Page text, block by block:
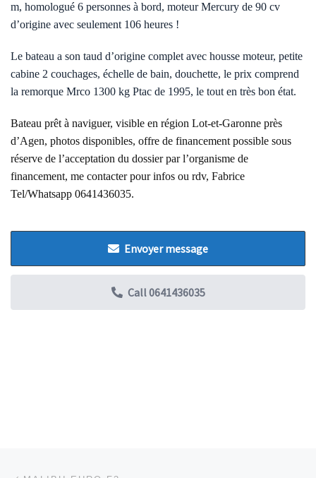
m, homologué 6 personnes à bord, moteur Mercury de 90 cv
d’origine avec seulement 106 heures !
Le bateau a son taud d’origine complet avec housse moteur, petite
cabine 2 couchages, échelle de bain, douchette, le prix comprend
la remorque Mrco 1300 kg Ptac de 1995, le tout en très bon état.
Bateau prêt à naviguer, visible en région Lot-et-Garonne près
d’Agen, photos disponibles, offre de financement possible sous
réserve de l’acceptation du dossier par l’organisme de
financement, me contacter pour infos ou rdv, Fabrice
Tel/Whatsapp 0641436035.
Envoyer message
Call0641436035